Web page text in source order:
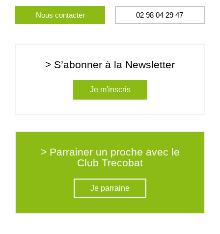
Nous contacter 02 98 04 29 47
> S’abonner à la Newsletter
Je m'inscris
> Parrainer un proche avec le
Club Trecobat
Je parraine